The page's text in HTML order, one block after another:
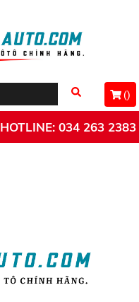
()
HOTLINE: 034 263 2383